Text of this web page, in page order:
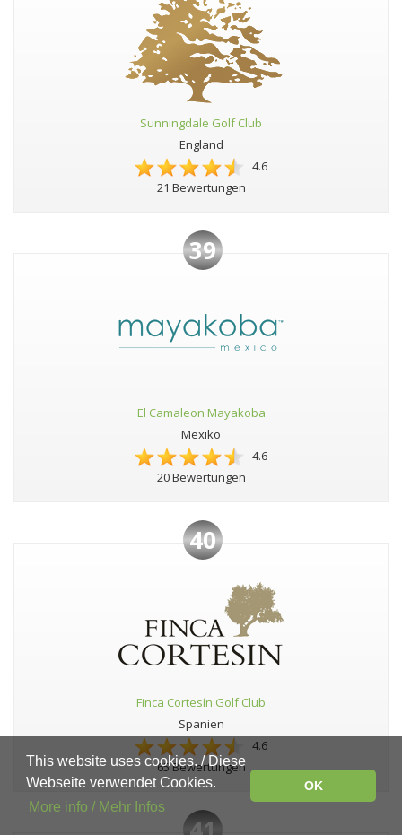
Sunningdale Golf Club
England
4.6
21 Bewertungen
39
El Camaleon Mayakoba
Mexiko
4.6
20 Bewertungen
40
Finca Cortesín Golf Club
Spanien
4.6
65 Bewertungen
This website uses cookies. / Diese
Webseite verwendet Cookies.
More info / Mehr Infos
OK